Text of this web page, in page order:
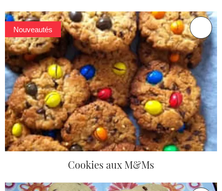
Nouveautés
Cookies aux M&Ms